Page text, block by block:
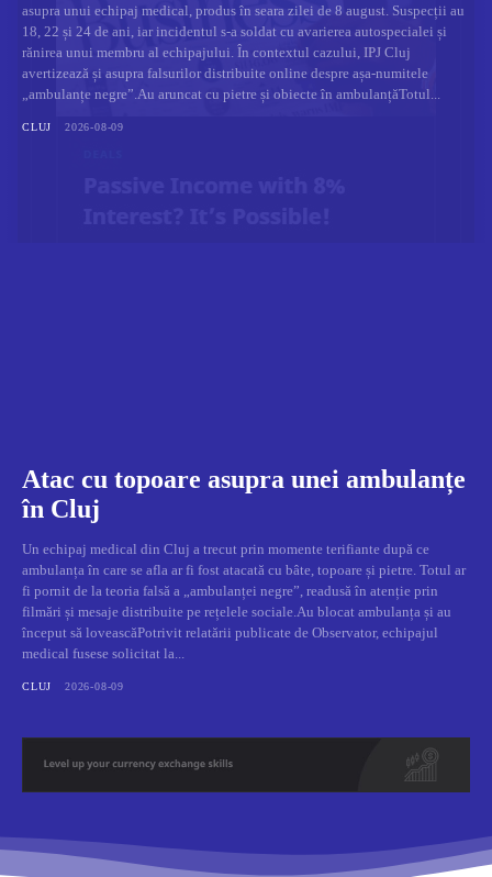
asupra unui echipaj medical, produs în seara zilei de 8 august. Suspecții au
18, 22 și 24 de ani, iar incidentul s-a soldat cu avarierea autospecialei și
rănirea unui membru al echipajului. În contextul cazului, IPJ Cluj
avertizează și asupra falsurilor distribuite online despre așa-numitele
„ambulanțe negre”.Au aruncat cu pietre și obiecte în ambulanțăTotul...
CLUJ 2026-08-09
Atac cu topoare asupra unei ambulanțe
în Cluj
Un echipaj medical din Cluj a trecut prin momente terifiante după ce
ambulanța în care se afla ar fi fost atacată cu bâte, topoare și pietre. Totul ar
fi pornit de la teoria falsă a „ambulanței negre”, readusă în atenție prin
filmări și mesaje distribuite pe rețelele sociale.Au blocat ambulanța și au
început să loveascăPotrivit relatării publicate de Observator, echipajul
medical fusese solicitat la...
CLUJ 2026-08-09